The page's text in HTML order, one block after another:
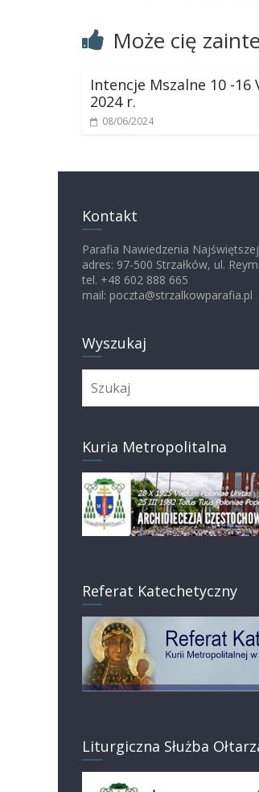
Może cię
Intencje Mszalne 10 -16
2024 r.
08/06/2024
Kontakt
Parafia Nawiedzenia
adres: 97-500 Strzałków, ul.
tel. +48 602 888 665
mail: poczta@strzalkowparafia.pl
Wyszukaj
Kuria Metropolitalna
Referat Katechetyczny
Liturgiczna Służba